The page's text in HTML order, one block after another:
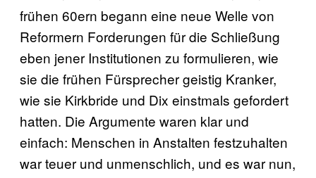
frühen 60ern begann eine neue Welle von
Reformern Forderungen für die Schließung
eben jener Institutionen zu formulieren, wie
sie die frühen Fürsprecher geistig Kranker,
wie sie Kirkbride und Dix einstmals gefordert
hatten. Die Argumente waren klar und
einfach: Menschen in Anstalten festzuhalten
war teuer und unmenschlich, und es war nun,